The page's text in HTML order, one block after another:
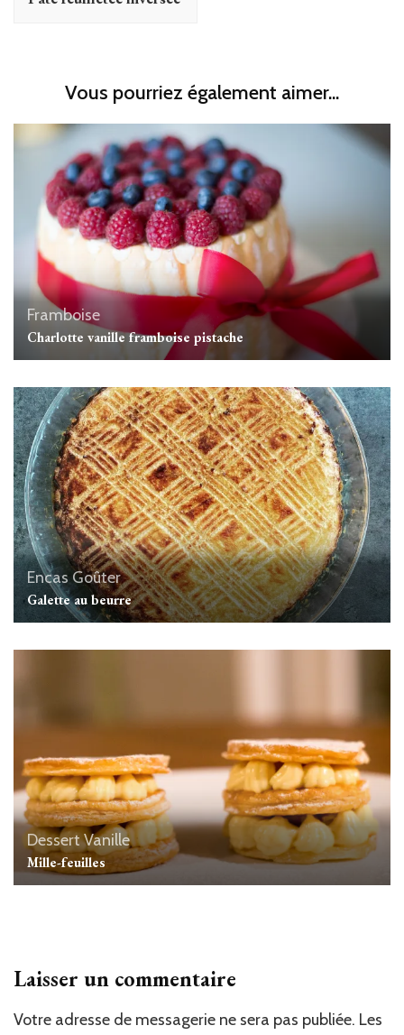
Vous pourriez également aimer...
Framboise
Charlotte vanille framboise pistache
Encas Goûter
Galette au beurre
DessertVanille
Mille-feuilles
Laisser un commentaire
Votre adresse de messagerie ne sera pas publiée. Les